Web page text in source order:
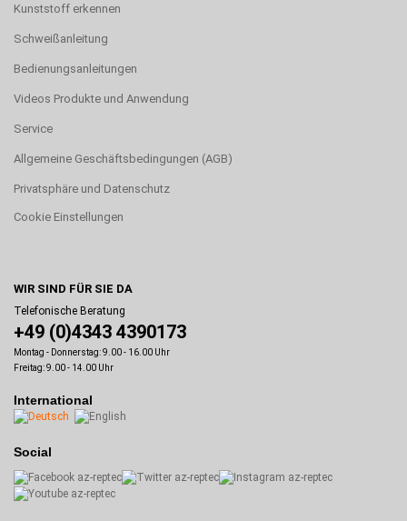
Kunststoff erkennen
Schweißanleitung
Bedienungsanleitungen
Videos Produkte und Anwendung
Service
Allgemeine Geschäftsbedingungen (AGB)
Privatsphäre und Datenschutz
Cookie Einstellungen
WIR SIND FÜR SIE DA
Telefonische Beratung
+49 (0)4343 4390173
Montag - Donnerstag: 9.00 - 16.00 Uhr
Freitag: 9.00 - 14.00 Uhr
International
Social